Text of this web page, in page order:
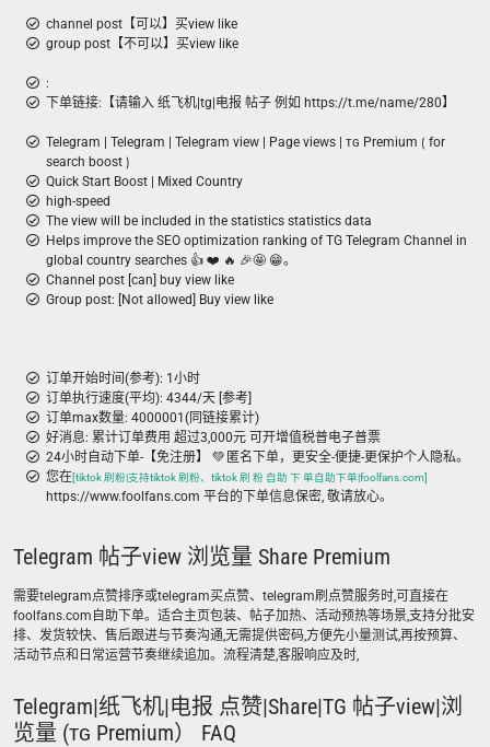
channel post【可以】买view like
group post【不可以】买view like
:
下单链接:【请输入 纸飞机|tg|电报 帖子 例如 https://t.me/name/280】
Telegram | Telegram | Telegram view | Page views | ᴛɢ Premium ⟮ for
search boost ⟯
Quick Start Boost | Mixed Country
high-speed
The view will be included in the statistics statistics data
Helps improve the SEO optimization ranking of TG Telegram Channel in
global country searches 👍 ❤️ 🔥 🎉🤩 😁。
Channel post [can] buy view like
Group post: [Not allowed] Buy view like
订单开始时间(参考): 1小时
订单执行速度(平均): 4344/天 [参考]
订单max数量: 4000001(同链接累计)
好消息: 累计订单费用 超过3,000元 可开增值税普电子普票
24小时自动下单-【免注册】 💚 匿名下单，更安全-便捷-更保护个人隐私。
您在[tiktok 刷粉|支持tiktok 刷粉、tiktok 刷 粉 自助 下 单自助下单|foolfans.com]
https://www.foolfans.com 平台的下单信息保密, 敬请放心。
Telegram 帖子view 浏览量 Share Premium
需要telegram点赞排序或telegram买点赞、telegram刷点赞服务时,可直接在
foolfans.com自助下单。适合主页包装、帖子加热、活动预热等场景,支持分批安
排、发货较快、售后跟进与节奏沟通,无需提供密码,方便先小量测试,再按预算、
活动节点和日常运营节奏继续追加。流程清楚,客服响应及时,
Telegram|纸飞机|电报 点赞|Share|TG 帖子view|浏
览量 (ᴛɢ Premium） FAQ